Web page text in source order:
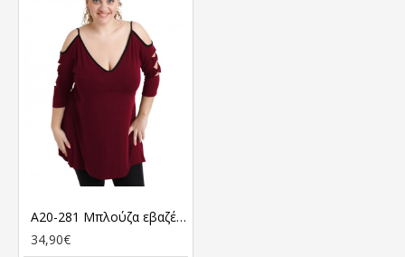
A20-281 Μπλούζα εβαζέ με laser μανίκια - Μπορντώ
34,90€